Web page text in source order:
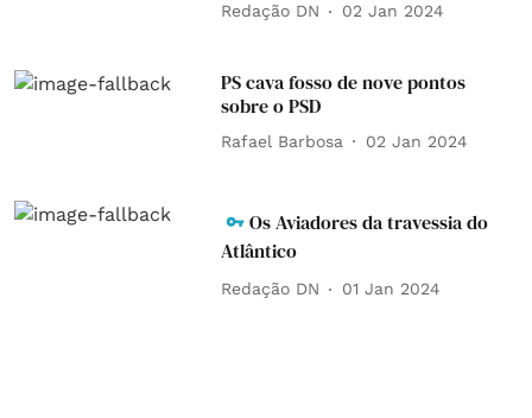
Redação DN 02 Jan 2024
PS cava fosso de nove pontos
sobre o PSD
Rafael Barbosa 02 Jan 2024
Os Aviadores da travessia do
Atlântico
Redação DN 01 Jan 2024